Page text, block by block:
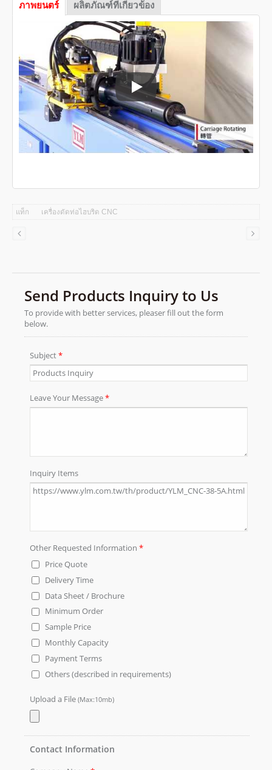
ภาพยนตร์ ผลิตภัณฑ์ที่เกี่ยวข้อง
เครื่องดัดท่อ CNC
แท็ก เครื่องดัดท่อไฮบริด CNC